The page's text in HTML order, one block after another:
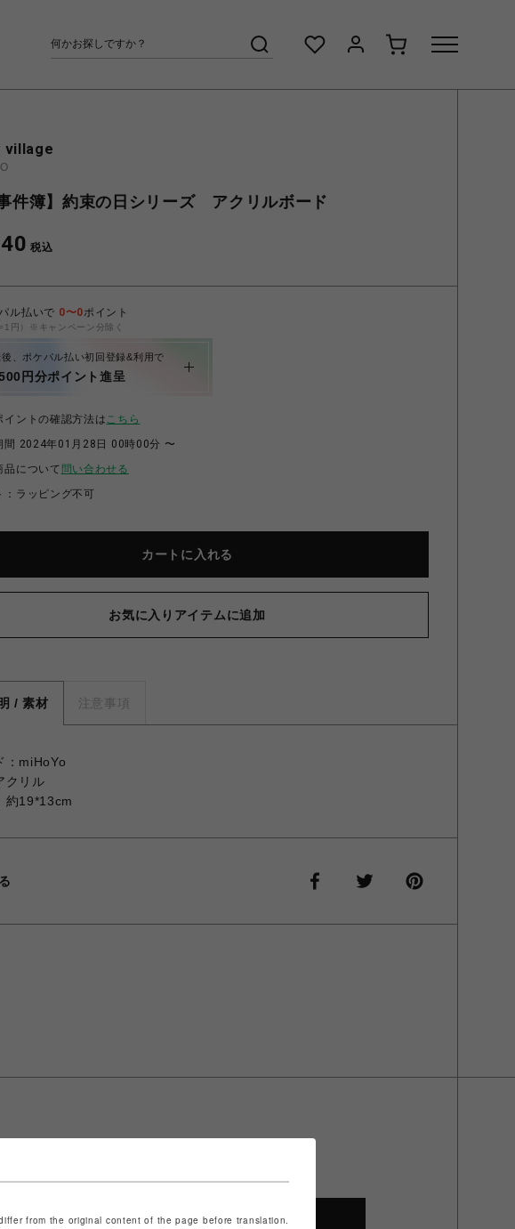
village
事件簿】約束の日シリーズ アクリルボード
税込
ル払いで 0〜0ポイント
円）※キャンペーン分除く
、ポケパル払い初回登録&利用で
円分ポイント進呈
イントの確認方法はこちら
間 2024年01月28日 00時00分 〜
品について 問い合わせる
：ラッピング不可
カートに入れる
お気に入りアイテムに追加
/ 素材 注意事項
：miHoYo
クリル
約19*13cm
SHOP TOP
from the original content of the page before translation.